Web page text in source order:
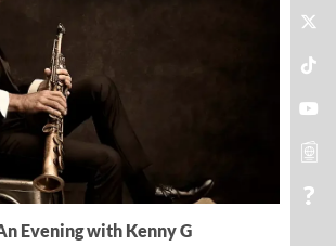
Evening with Kenny G